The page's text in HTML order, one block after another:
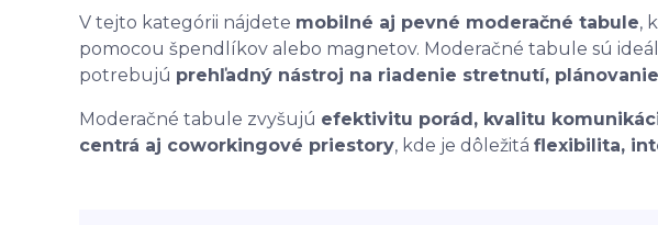
V tejto kategórii nájdete mobilné aj pevné moderačné tabule,
pomocou špendlíkov alebo magnetov. Moderačné tabule sú
potrebujú prehľadný nástroj na riadenie stretnutí,
Moderačné tabule zvyšujú efektivitu porád, kvalitu
centrá aj coworkingové priestory, kde je dôležitá flexibilita,